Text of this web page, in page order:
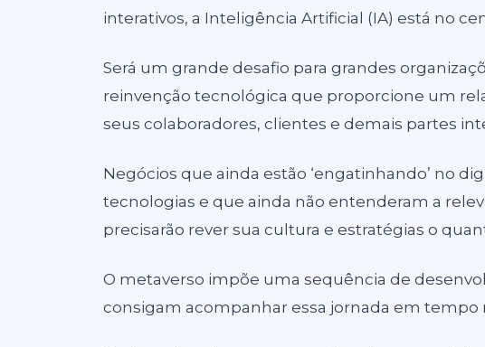
interativos, a Inteligência Artificial (IA) está no
Será um grande desafio para grandes
reinvenção tecnológica que proporcione um
seus colaboradores, clientes e demais partes
Negócios que ainda estão ‘engatinhando’ no
tecnologias e que ainda não entenderam a
precisarão rever sua cultura e estratégias o
O metaverso impõe uma sequência de
consigam acompanhar essa jornada em tempo